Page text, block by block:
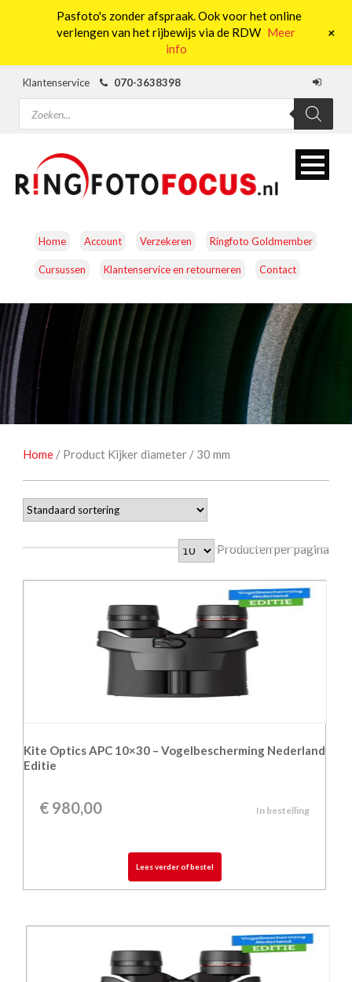
Klantenservice
070-3638398
Producten
zoeken
Home Account Verzekeren Ringfoto Goldmember
Cursussen Klantenservice en retourneren Contact
CAMERA’S OBJECTIEVEN ACCESSOIRES
NATUUROBSERVATIE
STUDIOFOTOGRAFIE
Home / Product Kijker diameter / 30 mm
Producten per pagina
Kite Optics APC 10×30 – Vogelbescherming Nederland
Editie
€ 980,00 In bestelling
Lees verder of bestel
Pasfoto's zonder afspraak. Ook voor het online
verlengen van het rijbewijs via de RDW Meer
info
+